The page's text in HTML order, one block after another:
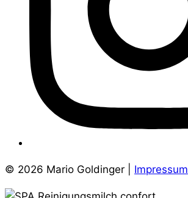
© 2026 Mario Goldinger | Impressum